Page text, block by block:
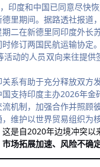
印度和中国已同意尽快恢
里期间。据路透社报道
二在新德里同印度外
修订两国民航运输协定。
动的人员双向来往提
系有助于充分释放双方
支持印度主办2026年
机制，加强合作并照顾
维护以世界贸易组织为
是自2020年边境冲突
场拓展加速、风险不确